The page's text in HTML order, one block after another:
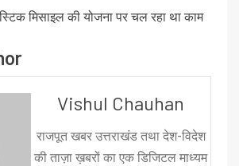
मिसाइल की योजना पर चल रहा था काम
Vishul Chauhan
राजपूत खबर उत्तराखंड तथा देश-विदेश
की ताज़ा ख़बरों का एक डिजिटल माध्यम